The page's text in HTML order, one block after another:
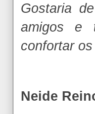
Gostaria
amigos e
confortar
Neide